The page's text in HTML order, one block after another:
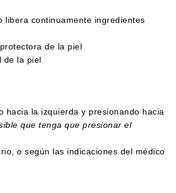
libera continuamente ingredientes
de la piel
de la piel
hacia la izquierda y presionando hacia
que tenga que presionar el
o según las indicaciones del médico